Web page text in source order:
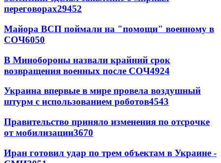
переговорах29452
Майора ВСП поймали на "помощи" военному в
СОЧ6050
В Минобороны назвали крайний срок
возвращения военных после СОЧ4924
Украина впервые в мире провела воздушный
штурм с использованием роботов4543
Правительство приняло изменения по отсрочке
от мобилизации3670
Иран готовил удар по трем объектам в Украине -